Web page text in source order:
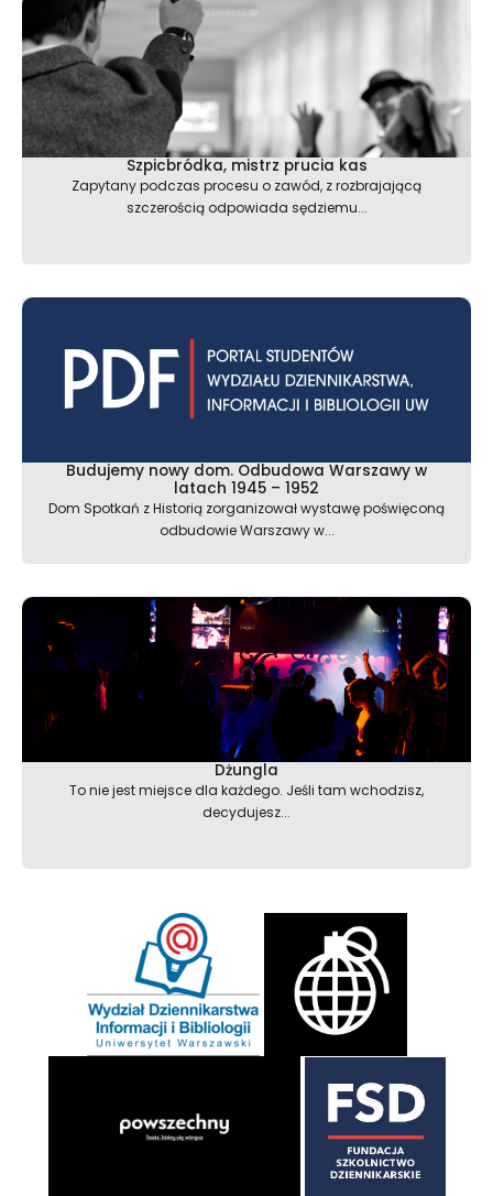
Szpicbródka, mistrz prucia kas
Zapytany podczas procesu o zawód, z rozbrajającą
szczerością odpowiada sędziemu...
Budujemy nowy dom. Odbudowa Warszawy w
latach 1945 – 1952
Dom Spotkań z Historią zorganizował wystawę poświęconą
odbudowie Warszawy w...
Dżungla
To nie jest miejsce dla każdego. Jeśli tam wchodzisz,
decydujesz...